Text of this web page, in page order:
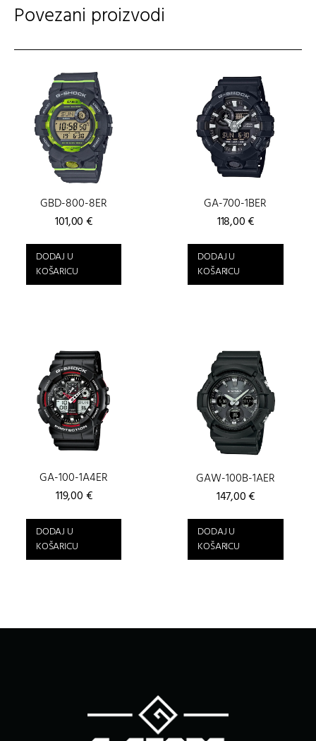
Povezani proizvodi
GBD-800-8ER
101,00€
DODAJ U
KOŠARICU
GA-700-1BER
118,00€
DODAJ U
KOŠARICU
GA-100-1A4ER
119,00€
DODAJ U
KOŠARICU
GAW-100B-1AER
147,00€
DODAJ U
KOŠARICU